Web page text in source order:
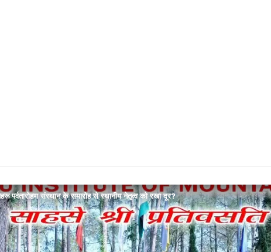
पर्वतारोहण संस्थान के समारोह से स्थानीय नेतृत्व को रखा दूर?